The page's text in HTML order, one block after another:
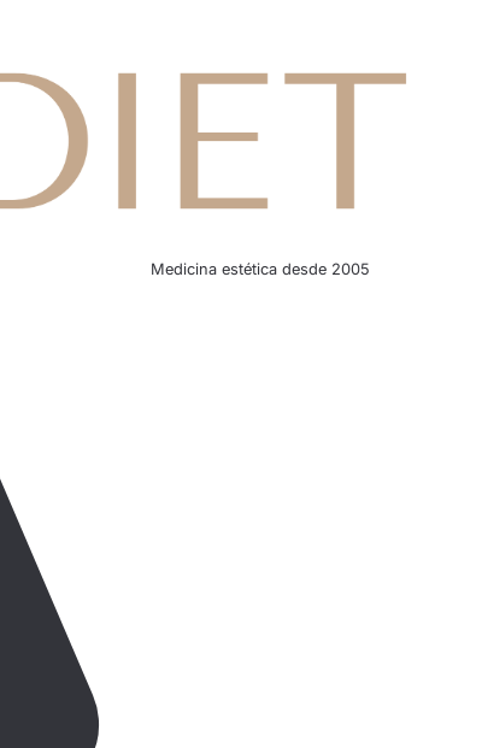
Medicina estética desde 2005